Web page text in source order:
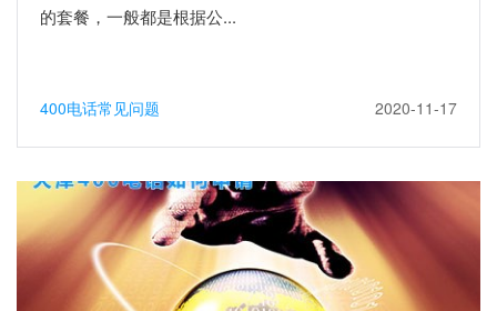
的套餐，一般都是根据公...
400电话常见问题 2020-11-17